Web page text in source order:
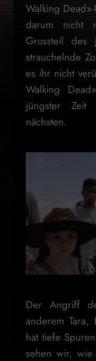
Walking
darum nicht
Grossteil des
strauchelnde
es ihr nicht
Walking
jüngster
nächsten.
Der Angriff
anderem
hat tiefe
sehen wir,